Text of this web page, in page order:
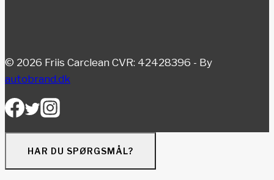
© 2026 Friis Carclean CVR: 42428396 - By
autobrand.dk
HAR DU SPØRGSMÅL?